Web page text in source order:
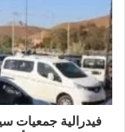
فيدرالية جمعيات